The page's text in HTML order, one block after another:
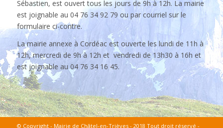
Sébastien, est ouvert tous les jours de 9h à 12h. La mairie
est joignable au 04 76 34 92 79 ou par courriel sur le
formulaire ci-contre.
La mairie annexe à Cordéac est ouverte les lundi de 11h à
12h, mercredi de 9h à 12h et vendredi de 13h30 à 16h et
est joignable au 04 76 34 16 45.
© Copyright - Mairie de Châtel-en-Trièves - 2018 Tout droit réservé -